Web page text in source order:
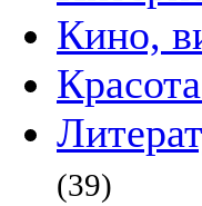
Кино,
(39)